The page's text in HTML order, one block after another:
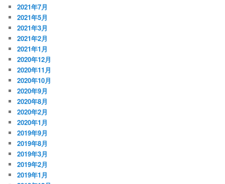
2021年7月
2021年5月
2021年3月
2021年2月
2021年1月
2020年12月
2020年11月
2020年10月
2020年9月
2020年8月
2020年2月
2020年1月
2019年9月
2019年8月
2019年3月
2019年2月
2019年1月